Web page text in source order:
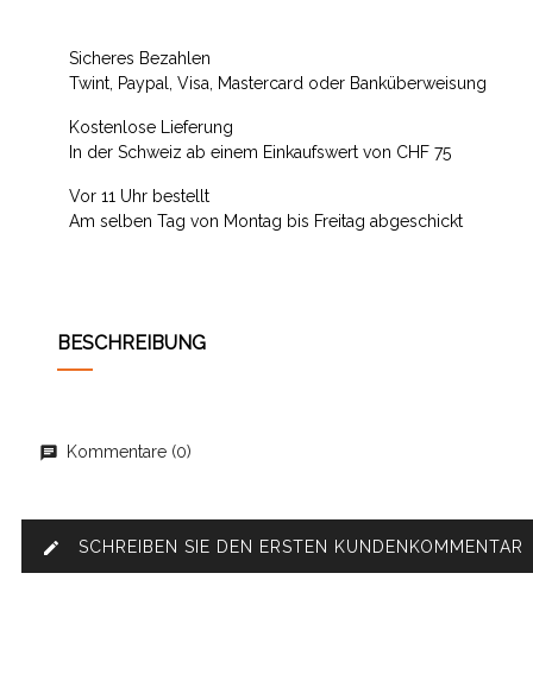
Sicheres Bezahlen
Twint, Paypal, Visa, Mastercard oder Banküberweisung
Kostenlose Lieferung
In der Schweiz ab einem Einkaufswert von CHF 75
Vor 11 Uhr bestellt
Am selben Tag von Montag bis Freitag abgeschickt
BESCHREIBUNG
Kommentare (0)
edit SCHREIBEN SIE DEN ERSTEN KUNDENKOMMENTAR